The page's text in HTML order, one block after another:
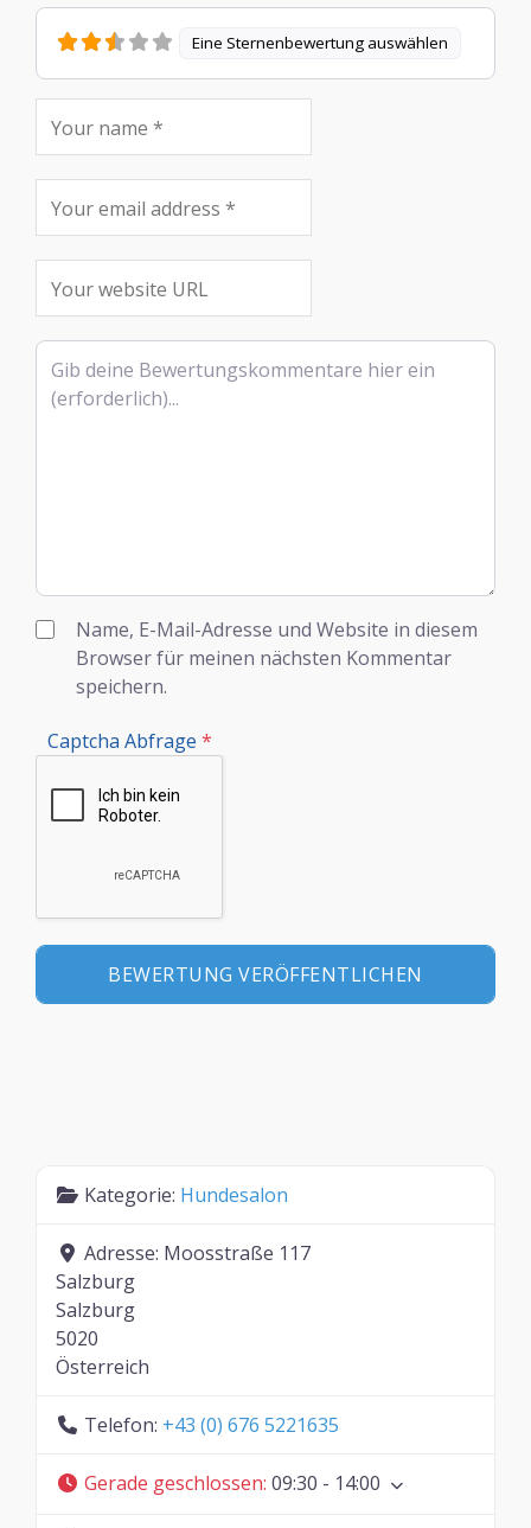
Eine Sternenbewertung auswählen
Rezensionstext
Name, E-Mail-Adresse und Website in diesem
Browser für meinen nächsten Kommentar
speichern.
Captcha Abfrage *
Kategorie: Hundesalon
Adresse: Moosstraße 117
Salzburg
Salzburg
5020
Österreich
Telefon: +43 (0) 676 5221635
Gerade geschlossen: 09:30 - 14:00